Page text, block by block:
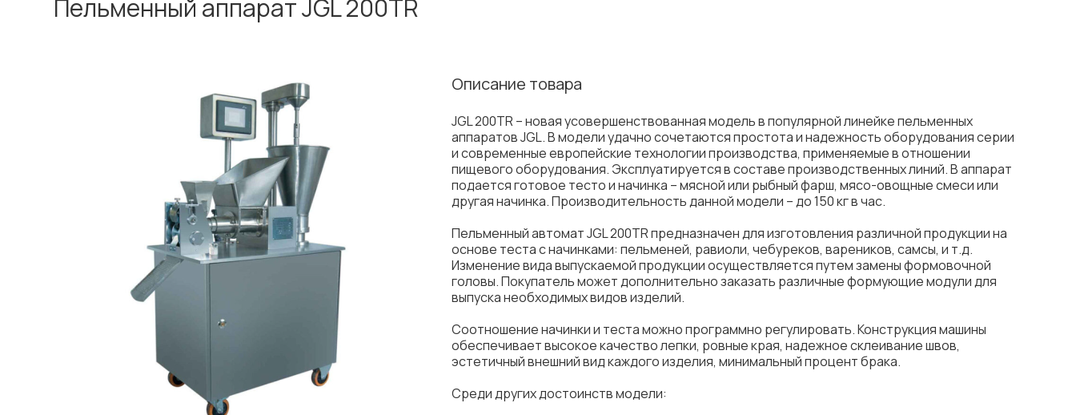
Пельменный аппарат JGL 200TR
Описание товара
JGL 200TR – новая усовершенствованная модель в популярной линейке пельменных
аппаратов JGL. В модели удачно сочетаются простота и надежность оборудования серии
и современные европейские технологии производства, применяемые в отношении
пищевого оборудования. Эксплуатируется в составе производственных линий. В аппарат
подается готовое тесто и начинка – мясной или рыбный фарш, мясо-овощные смеси или
другая начинка. Производительность данной модели – до 150 кг в час.
Пельменный автомат JGL 200TR предназначен для изготовления различной продукции на
основе теста с начинками: пельменей, равиоли, чебуреков, вареников, самсы, и т.д.
Изменение вида выпускаемой продукции осуществляется путем замены формовочной
головы. Покупатель может дополнительно заказать различные формующие модули для
выпуска необходимых видов изделий.
Соотношение начинки и теста можно программно регулировать. Конструкция машины
обеспечивает высокое качество лепки, ровные края, надежное склеивание швов,
эстетичный внешний вид каждого изделия, минимальный процент брака.
Среди других достоинств модели: